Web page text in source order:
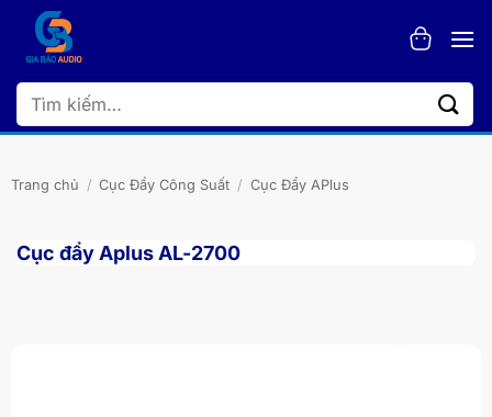
dung
Tìm
kiếm:
Trang chủ / Cục Đẩy Công Suất / Cục Đẩy APlus
Cục đẩy Aplus AL-2700